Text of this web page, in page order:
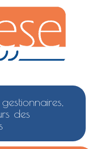
des